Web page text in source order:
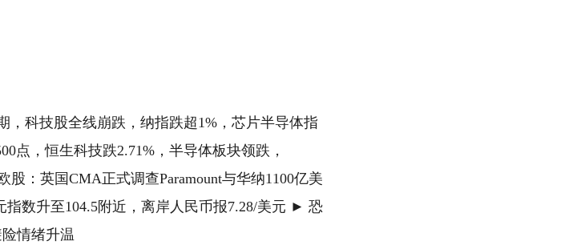
科技股全线崩跌，纳指跌超1%，芯片半导体指
点，恒生科技跌2.71%，半导体板块领跌，
：英国CMA正式调查Paramount与华纳1100亿美
数升至104.5附近，离岸人民币报7.28/美元 ► 恐
情绪升温